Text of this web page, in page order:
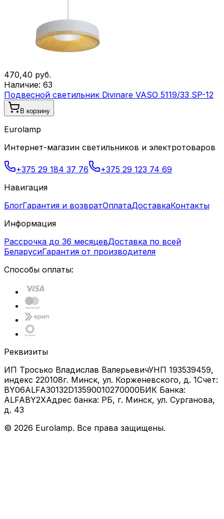
470,40 руб.
Наличие: 63
Подвесной светильник Divinare VASO 5119/33 SP-12
В корзину
Eurolamp
Интернет-магазин светильников и электротоваров
+375 29 184 37 76
+375 29 123 74 69
Навигация
БлогГарантия и возвратОплатаДоставкаКонтакты
Информация
Рассрочка до 36 месяцевДоставка по всей
БеларусиГарантия от производителя
Способы оплаты:
Реквизиты
ИП Тросько Владислав ВалерьевичУНП 193539459,
индекс 220108г. Минск, ул. Корженевского, д. 1Счет:
BY06ALFA30132D13590010270000БИК Банка:
ALFABY2XАдрес банка: РБ, г. Минск, ул. Сурганова,
д. 43
© 2026 Eurolamp. Все права защищены.